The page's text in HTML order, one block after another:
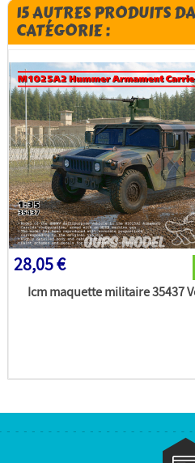
15 AUTRES PRODUITS
CATÉGORIE :
28,05 €
Icm maquette militaire 35437